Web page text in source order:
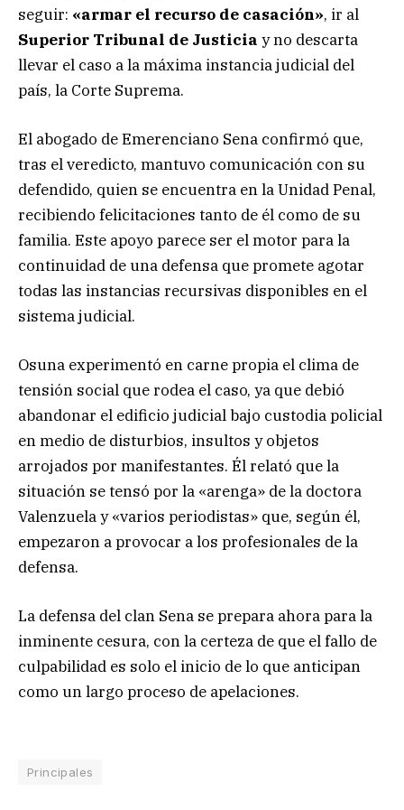
seguir: «armar el recurso de casación», ir al
Superior Tribunal de Justicia y no descarta
llevar el caso a la máxima instancia judicial del
país, la Corte Suprema.
El abogado de Emerenciano Sena confirmó que,
tras el veredicto, mantuvo comunicación con su
defendido, quien se encuentra en la Unidad Penal,
recibiendo felicitaciones tanto de él como de su
familia. Este apoyo parece ser el motor para la
continuidad de una defensa que promete agotar
todas las instancias recursivas disponibles en el
sistema judicial.
Osuna experimentó en carne propia el clima de
tensión social que rodea el caso, ya que debió
abandonar el edificio judicial bajo custodia policial
en medio de disturbios, insultos y objetos
arrojados por manifestantes. Él relató que la
situación se tensó por la «arenga» de la doctora
Valenzuela y «varios periodistas» que, según él,
empezaron a provocar a los profesionales de la
defensa.
La defensa del clan Sena se prepara ahora para la
inminente cesura, con la certeza de que el fallo de
culpabilidad es solo el inicio de lo que anticipan
como un largo proceso de apelaciones.
Principales